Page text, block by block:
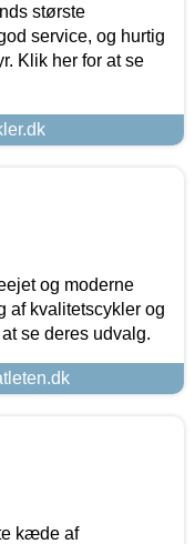
største
service, og hurtig
Klik her for at se
og moderne
af kvalitetscykler og
se deres udvalg.
kæde af